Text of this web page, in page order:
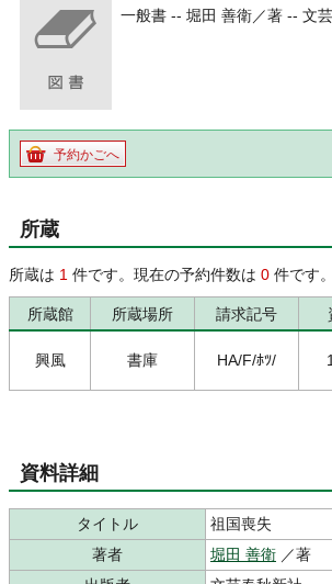
一般書 -- 堀田 善衛／著 -- 文
予約かごへ
所蔵
所蔵は 1 件です。現在の予約件数は 0 件です。
所蔵館 所蔵場所 請求記号
興風 書庫 HA/F/ﾎﾂ/
資料詳細
タイトル
祖国喪失
著者
堀田 善衛 ／著